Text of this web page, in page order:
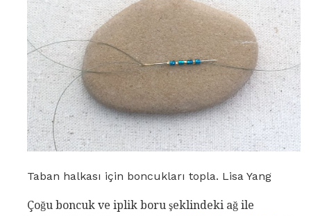
Taban halkası için boncukları topla. Lisa Yang
Çoğu boncuk ve iplik boru şeklindeki ağ ile